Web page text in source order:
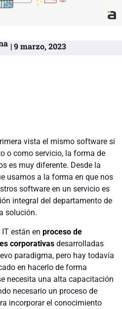
| 9 marzo, 2023
vista el mismo software si
o como servicio, la forma de
es muy diferente. Desde la
usamos a la forma en que nos
software en un servicio es
integral del departamento de
solución.
están en proceso de
corporativas desarrolladas
paradigma, pero hay todavía
en hacerlo de forma
necesita una alta capacitación
necesario un proceso de
incorpo­rar el conocimiento